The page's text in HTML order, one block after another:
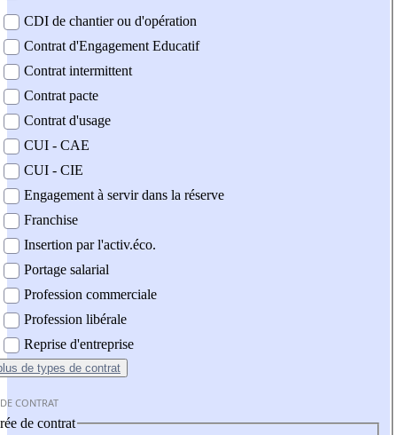
CDI de chantier ou d'opération
Contrat d'Engagement Educatif
Contrat intermittent
Contrat pacte
Contrat d'usage
CUI - CAE
CUI - CIE
Engagement à servir dans la réserve
Franchise
Insertion par l'activ.éco.
Portage salarial
Profession commerciale
Profession libérale
Reprise d'entreprise
de types de contrat
CONTRAT
de contrat